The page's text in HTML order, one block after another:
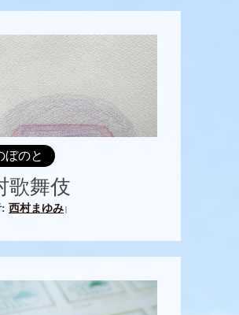
ぼのと
歌舞伎
: 西村まゆみ